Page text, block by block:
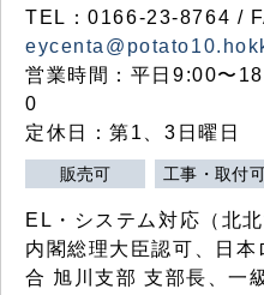
TEL：0166-23-8764 /
営業時間：平日9:00〜
0
定休日：第1、3日曜日
販売可 工事・取付
EL・システム対応（北北
内閣総理大臣認可、日本
合 旭川支部 支部長、一